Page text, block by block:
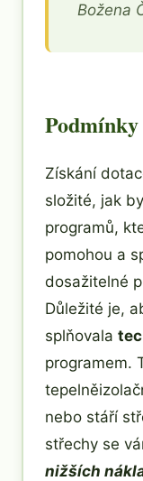
Božena
Získání
složité, jak
programů,
pomohou a
dosažitelné
Důležité je,
splňovala
programem.
nebo stáří
střechy se
nižších